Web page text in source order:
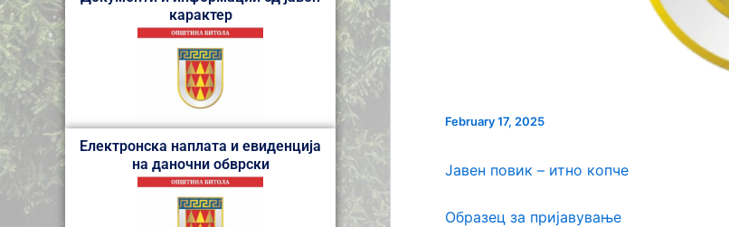
карактер
Електронска наплата и евиденција
на даночни обврски
February 17, 2025
Јавен повик – итно копче
Образец за пријавување